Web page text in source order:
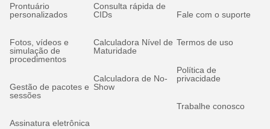
Prontuário
personalizados
Fotos, vídeos e
simulação de
procedimentos
Gestão de pacotes e
sessões
Assinatura eletrônica
Consulta rápida de
CIDs
Calculadora Nível de
Maturidade
Calculadora de No-
Show
Fale com o suporte
Termos de uso
Política de
privacidade
Trabalhe conosco